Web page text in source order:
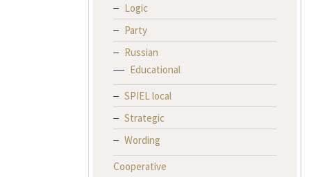
Logic
Party
Russian
Educational
SPIEL local
Strategic
Wording
Cooperative